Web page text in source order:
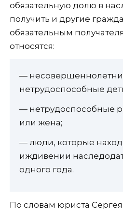
обязательную долю в
получить и другие
обязательным
относятся:
—
нетрудоспособные
— нетрудоспособные
или жена;
— люди, которые
иждивении
одного года.
По словам юриста